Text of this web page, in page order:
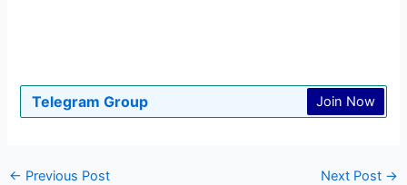
Telegram Group Join Now
← Previous Post Next Post →